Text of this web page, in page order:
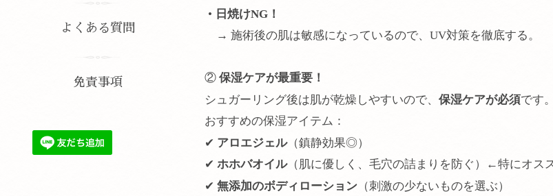
• 日焼けNG！
→ 施術後の肌は敏感になっているので、UV対策を徹底する。
② 保湿ケアが最重要！
シュガーリング後は肌が乾燥しやすいので、 保湿ケアが必須です。
おすすめの保湿アイテム：
✔ アロエジェル（鎮静効果◎）
✔ ホホバオイル（肌に優しく、毛穴の詰まりを防ぐ）←特にオス
✔ 無添加のボディローション （刺激の少ないものを選ぶ）
よくある質問
免責事項